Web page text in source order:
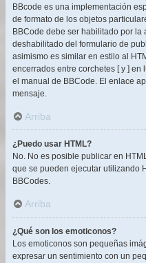
BBcode es una implementación
de formato de los objetos
BBCode debe ser habilitado por
deshabilitado del formulario de
asimismo es similar en estilo al
encerrados entre corchetes [ y ] en
el manual de BBCode. El enlace
mensaje.
Arriba
¿Puedo usar HTML?
No. No es posible publicar en
que se pueden ejecutar utilizando
BBCodes.
Arriba
¿Qué son los emoticonos?
Los emoticonos son pequeñas
expresar un sentimiento con un